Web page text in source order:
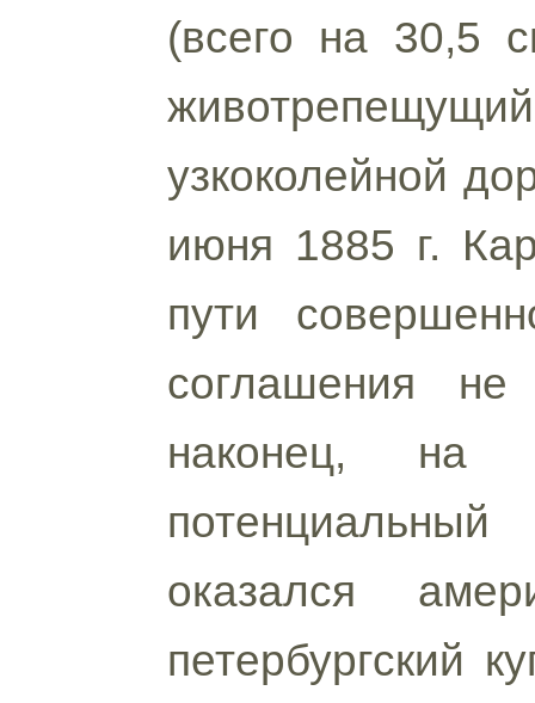
(всего на 30,5
узкоколейной
июня 1885 г.
пути
соглашения
наконец, на
оказался
петербургский